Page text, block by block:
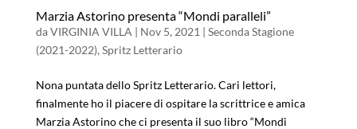
Marzia Astorino presenta “Mondi paralleli”
daVIRGINIA VILLA | Nov 5, 2021 | Seconda Stagione
(2021-2022), Spritz Letterario
Nona puntata dello Spritz Letterario. Cari lettori,
finalmente ho il piacere di ospitare la scrittrice e amica
Marzia Astorino che ci presenta il suo libro “Mondi